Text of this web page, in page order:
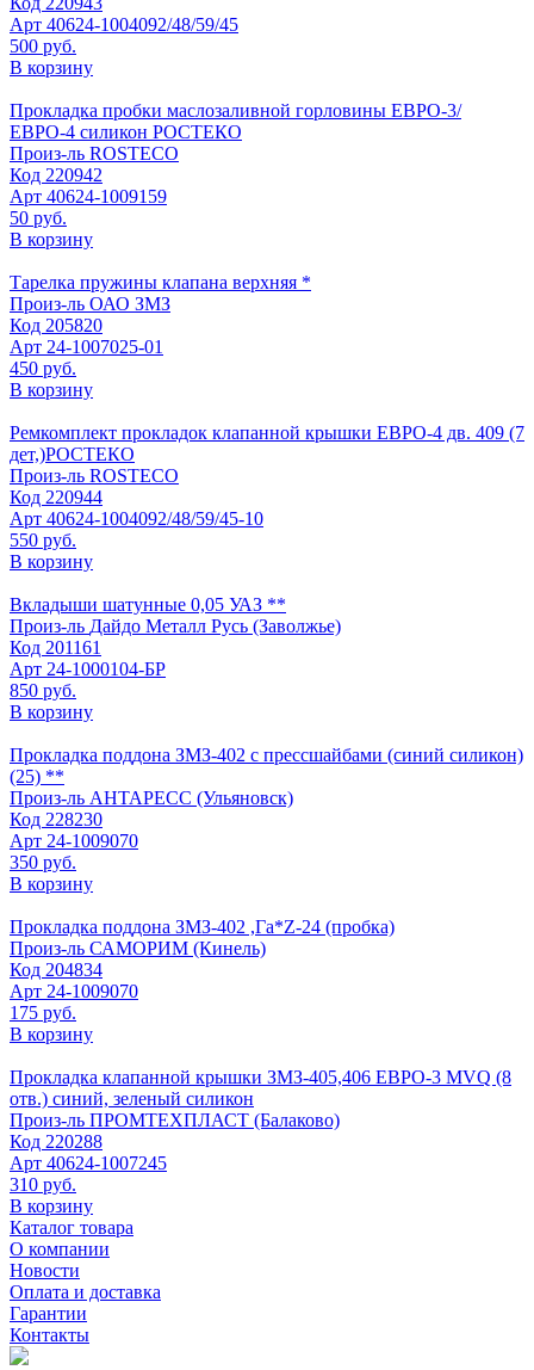
Арт 40624-1004092/48/59/45
500 руб.
В корзину
Прокладка пробки маслозаливной горловины ЕВРО-3/
ЕВРО-4 силикон РОСТЕКО
Произ-ль ROSTECO
Код 220942
Арт 40624-1009159
50 руб.
В корзину
Тарелка пружины клапана верхняя *
Произ-ль ОАО ЗМЗ
Код 205820
Арт 24-1007025-01
450 руб.
В корзину
Ремкомплект прокладок клапанной крышки ЕВРО-4 дв. 409 (7
дет,)РОСТЕКО
Произ-ль ROSTECO
Код 220944
Арт 40624-1004092/48/59/45-10
550 руб.
В корзину
Вкладыши шатунные 0,05 УАЗ **
Произ-ль Дайдо Металл Русь (Заволжье)
Код 201161
Арт 24-1000104-БР
850 руб.
В корзину
Прокладка поддона ЗМЗ-402 с прессшайбами (синий силикон)
(25) **
Произ-ль АНТАРЕСС (Ульяновск)
Код 228230
Арт 24-1009070
350 руб.
В корзину
Прокладка поддона ЗМЗ-402 ,Га*Z-24 (пробка)
Произ-ль САМОРИМ (Кинель)
Код 204834
Арт 24-1009070
175 руб.
В корзину
Прокладка клапанной крышки ЗМЗ-405,406 ЕВРО-3 MVQ (8
отв.) синий, зеленый силикон
Произ-ль ПРОМТЕХПЛАСТ (Балаково)
Код 220288
Арт 40624-1007245
310 руб.
В корзину
Каталог товара
О компании
Новости
Оплата и доставка
Гарантии
Контакты